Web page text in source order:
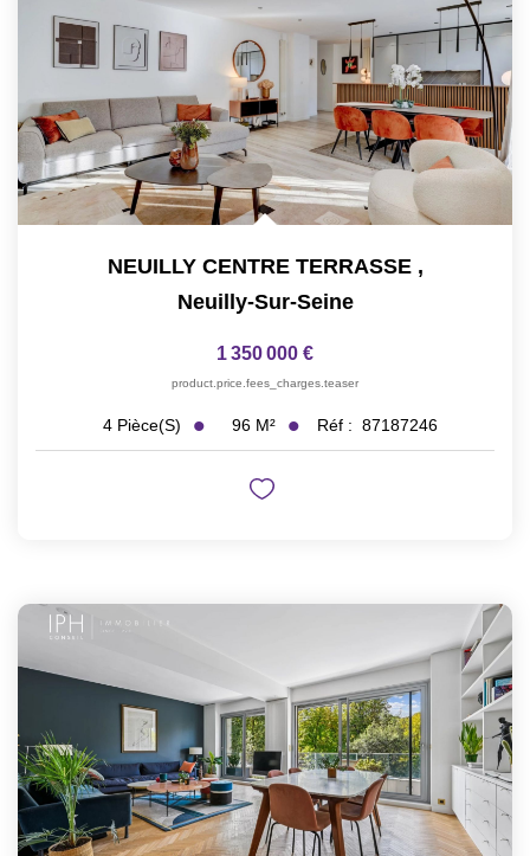
NEUILLY CENTRE TERRASSE ,
Neuilly-Sur-Seine
1 350 000 €
product.price.fees_charges.teaser
4 Pièce(s) 96 M² Réf : 87187246